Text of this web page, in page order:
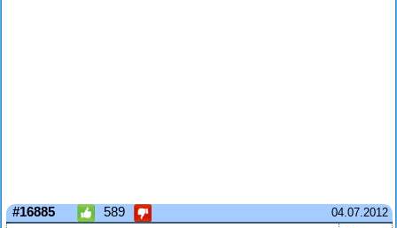
04.07.2012
#16885 589